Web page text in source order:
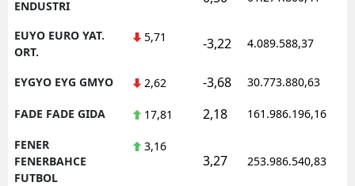
ENDUSTRI
EUYO EURO YAT.
ORT.
5,71 -3,22 4.089.588,37
EYGYO EYG GMYO 2,62 -3,68 30.773.880,63
FADE FADE GIDA 17,81 2,18 161.986.196,16
FENER
FENERBAHCE
FUTBOL
3,16
3,27 253.986.540,83